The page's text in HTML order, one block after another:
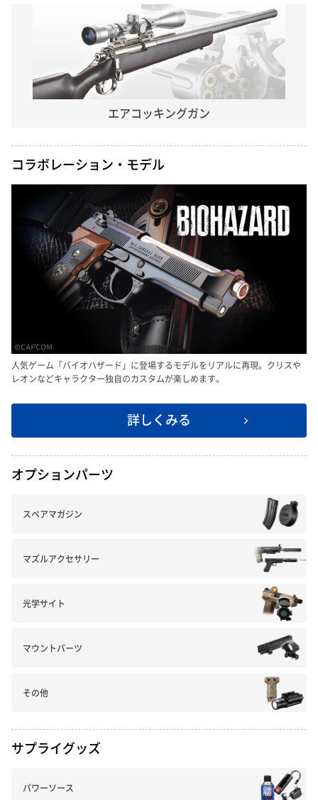
エアコッキングガン
コラボレーション・モデル
人気ゲーム「バイオハザード」に登場するモデルをリアルに再現。クリスや
レオンなどキャラクター独自のカスタムが楽しめます。
詳しくみる
オプションパーツ
スペアマガジン
マズルアクセサリー
光学サイト
マウントパーツ
その他
サプライグッズ
パワーソース